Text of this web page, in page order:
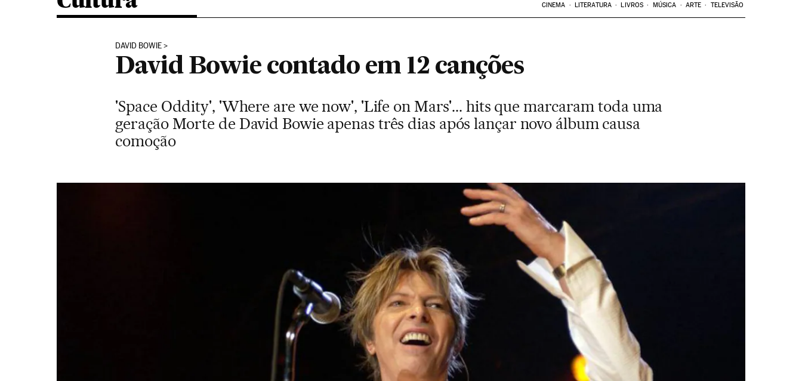
CINEMA LITERATURA LIVROS MÚSICA ARTE TELEVISÃO
DAVID BOWIE
David Bowie contado em 12 canções
'Space Oddity', 'Where are we now', 'Life on Mars'... hits que marcaram toda uma
geração Morte de David Bowie apenas três dias após lançar novo álbum causa
comoção